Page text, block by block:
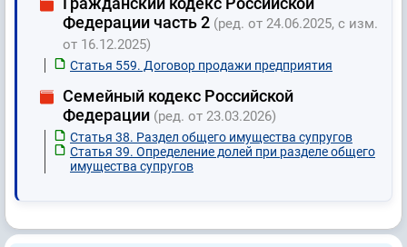
Федерации часть 2 (ред. от 24.06.2025, с изм.
от 16.12.2025)
Статья 559. Договор продажи предприятия
Семейный кодекс Российской
Федерации (ред. от 23.03.2026)
Статья 38. Раздел общего имущества супругов
Статья 39. Определение долей при разделе общего
имущества супругов